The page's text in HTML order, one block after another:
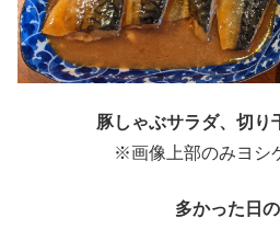
豚しゃぶサラダ、切り
※画像上部のみヨシ
多かった日